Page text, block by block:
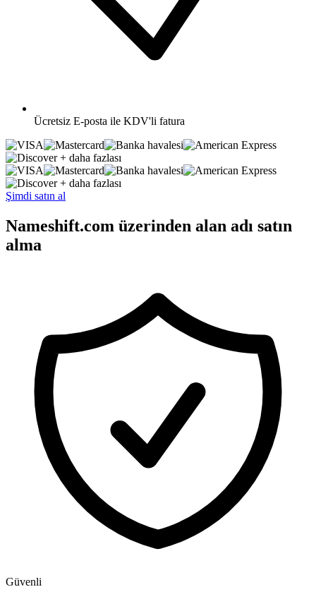
Ücretsiz E-posta ile KDV'li fatura
+ daha fazlası
+ daha fazlası
Şimdi satın al
Nameshift.com üzerinden alan adı satın
alma
Güvenli